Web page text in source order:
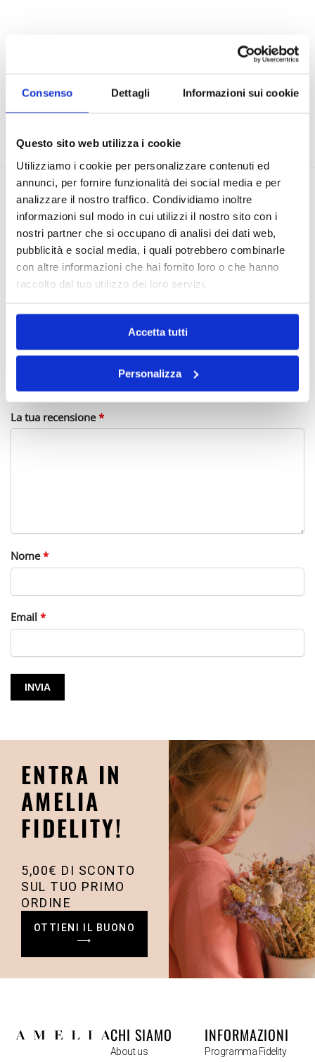
Consenso Dettagli Informazioni sui cookie
Questo sito web utilizza i cookie
Utilizziamo i cookie per personalizzare contenuti ed
annunci, per fornire funzionalità dei social media e per
analizzare il nostro traffico. Condividiamo inoltre
informazioni sul modo in cui utilizzi il nostro sito con i
nostri partner che si occupano di analisi dei dati web,
pubblicità e social media, i quali potrebbero combinarle
con altre informazioni che hai fornito loro o che hanno
raccolto dal tuo utilizzo dei loro servizi.
Accetta tutti
Personalizza
VESTIBILITÀ
Recensioni 0
Ancora non ci sono recensioni.
Recensisci per primo “Anello doppia piastra
Il tuo indirizzo email non sarà pubblicato.
La tua recensione*
Nome*
Email *
ENTRA IN
AMELIA
FIDELITY!
5,00€ DI SCONTO
SUL TUO PRIMO
ORDINE
OTTIENI IL BUONO
⟶
CHI SIAMO
About us
INFORMAZIONI
Programma Fidelity